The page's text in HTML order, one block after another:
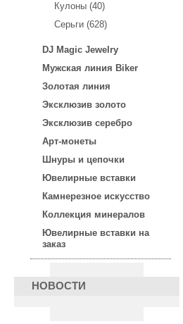
Кулоны (40)
Серьги (628)
DJ Magic Jewelry
Мужская линия Biker
Золотая линия
Эксклюзив золото
Эксклюзив серебро
Арт-монеты
Шнуры и цепочки
Ювелирные вставки
Камнерезное искусство
Коллекция минералов
Ювелирные вставки на
заказ
НОВОСТИ